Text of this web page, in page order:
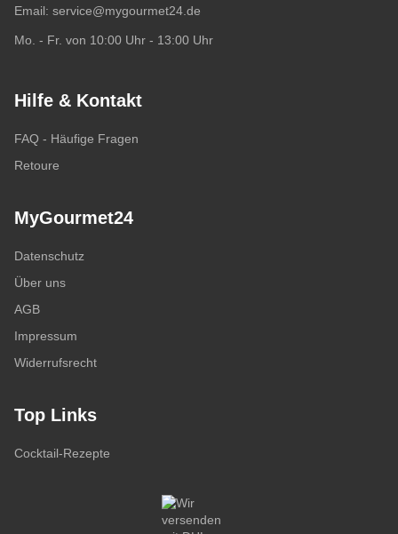
Email: service@mygourmet24.de
Mo. - Fr. von 10:00 Uhr - 13:00 Uhr
Hilfe & Kontakt
FAQ - Häufige Fragen
Retoure
MyGourmet24
Datenschutz
Über uns
AGB
Impressum
Widerrufsrecht
Top Links
Cocktail-Rezepte